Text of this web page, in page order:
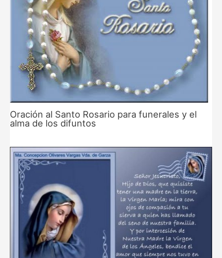
Oración al Santo Rosario para funerales y el
alma de los difuntos